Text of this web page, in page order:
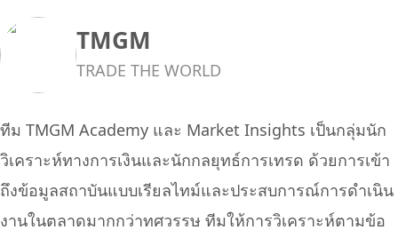
TMGM
TRADE THE WORLD
ทีม TMGM Academy และ Market Insights เป็นกลุ่มนัก
วิเคราะห์ทางการเงินและนักกลยุทธ์การเทรด ด้วยการเข้า
ถึงข้อมูลสถาบันแบบเรียลไทม์และประสบการณ์การดำเนิน
งานในตลาดมากกว่าทศวรรษ ทีมให้การวิเคราะห์ตามข้อ